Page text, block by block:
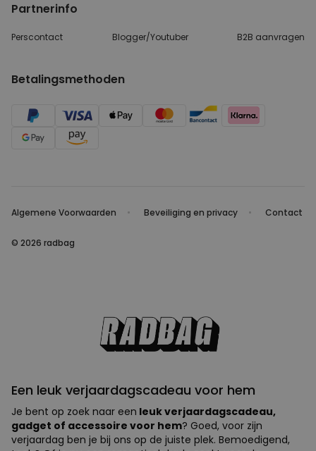
Partnerinfo
Perscontact Blogger/Youtuber B2B aanvragen
Betalingsmethoden
Algemene Voorwaarden Beveiliging en privacy Contact
© 2026 radbag
Een leuk verjaardagscadeau voor hem
Je bent op zoek naar een leuk verjaardagscadeau,
gadget of accessoire voor hem? Goed, voor zijn
verjaardag ben je bij ons op de juiste plek. Bemoedigend,